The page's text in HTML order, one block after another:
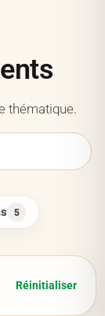
thématique.
5
Réinitialiser